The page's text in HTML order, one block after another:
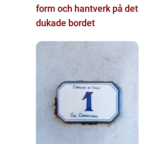
form och hantverk på det
dukade bordet